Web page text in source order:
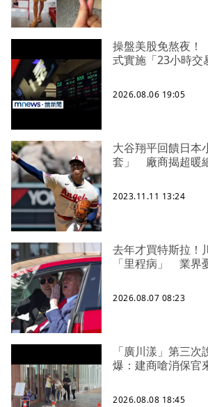
操盤美股免熬夜
式實施「23小時交
2026.08.06 19:05
大谷翔平回饋日本
套」 廠商揭超暖
2023.11.11 13:24
去年才買特斯拉！
「里程病」 業界
2026.08.07 08:23
「廣川漾」第三
爆：建商嗆消保官
2026.08.08 18:45